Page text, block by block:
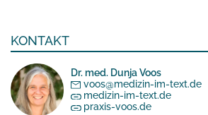
KONTAKT
Dr. med. Dunja Voos
voos@medizin-im-text.de
medizin-im-text.de
praxis-voos.de